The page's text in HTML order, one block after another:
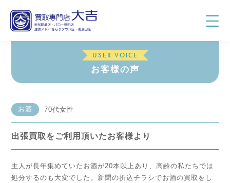
USER VOICE
お客様の声
お酒 70代女性
出張買取をご利用頂いたお客様より
主人が長年集めていたお酒が20本以上あり、高齢の私たちでは
処分するのも大変でした。新聞の折込チラシでお酒の買取をし